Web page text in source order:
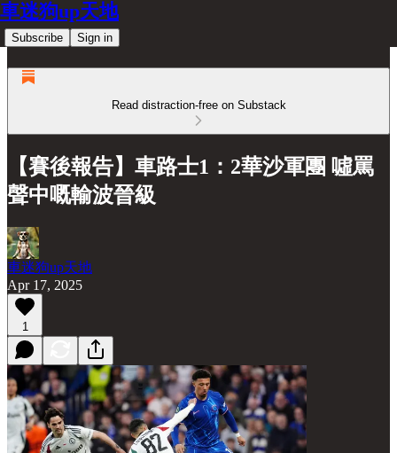
車迷狗up天地
Subscribe Sign in
Read distraction-free on Substack
【賽後報告】車路士1：2華沙軍團 噓罵
聲中嘅輸波晉級
車迷狗up天地
Apr 17, 2025
1